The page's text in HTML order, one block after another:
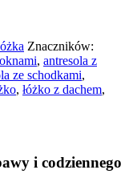
Znaczników:
, antresola z
ze schodkami,
, łóżko z dachem,
i codziennego